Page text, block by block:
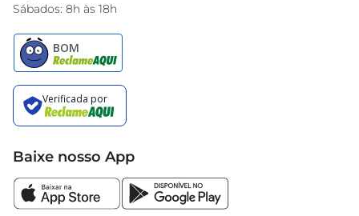
Sábados: 8h às 18h
Baixe nosso App